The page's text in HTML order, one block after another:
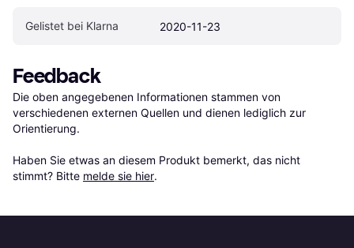
Gelistet bei Klarna 2020-11-23
Feedback
Die oben angegebenen Informationen stammen von
verschiedenen externen Quellen und dienen lediglich zur
Orientierung.
Haben Sie etwas an diesem Produkt bemerkt, das nicht
stimmt? Bitte melde sie hier.